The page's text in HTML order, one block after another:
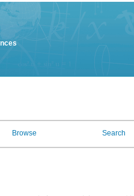
Browse Search